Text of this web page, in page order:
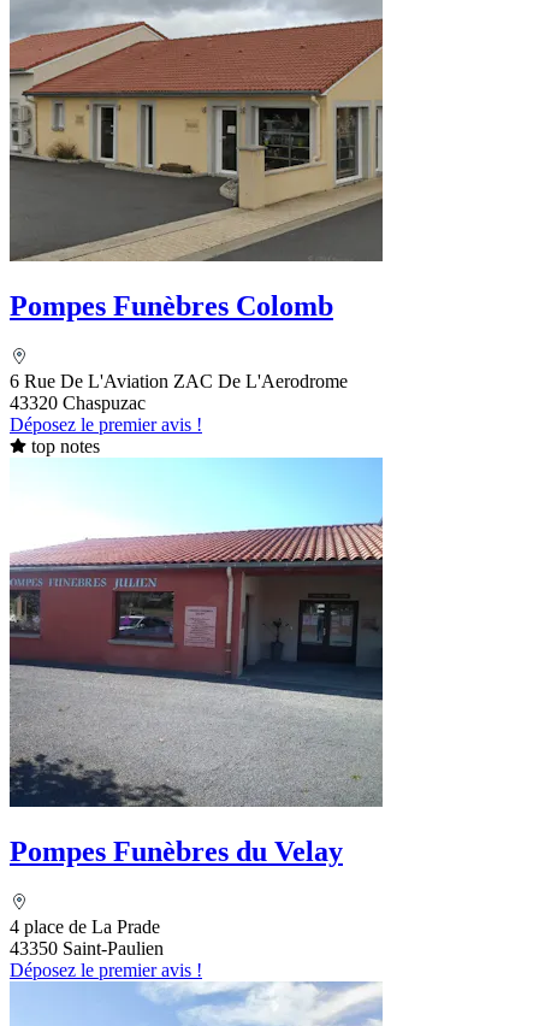
Pompes Funèbres Colomb
6 Rue De L'Aviation ZAC De L'Aerodrome
43320 Chaspuzac
Déposez le premier avis !
top notes
Pompes Funèbres du Velay
4 place de La Prade
43350 Saint-Paulien
Déposez le premier avis !